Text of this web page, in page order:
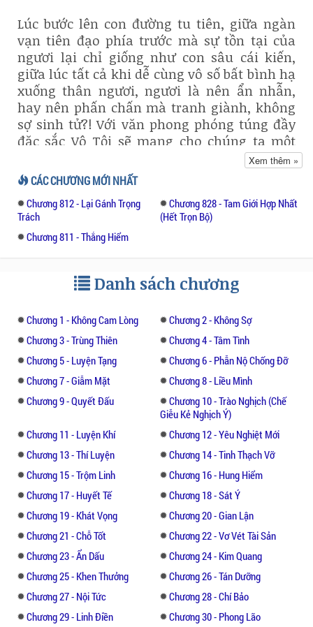
Lúc bước lên con đường tu tiên, giữa ngàn
vạn tiên đạo phía trước mà sự tồn tại của
ngươi lại chỉ giống như con sâu cái kiến,
giữa lúc tất cả khi dễ cùng vô số bất bình hạ
xuống thân ngươi, ngươi là nên ẩn nhẫn,
hay nên phấn chấn mà tranh giành, không
sợ sinh tử?! Với văn phong phóng túng đầy
đặc sắc Vô Tội sẽ mang cho chúng ta một
***
Lần trước là cuối tháng, nhưng hôm nay là
hôm nay.” Lưu Đạo Liệt trêu trọc. “Thiên
đủ số lượng Hóa Vũ Thảo.”
Nghe xong Diệp Vân muốn nhảy dựng lên,
không kìm nén được tâm tình đang phẫn nộ
liền thốt lên. “Chỉ còn không đến ba canh
giờ, ta làm sao kiếm đủ?”
“Còn ba canh giờ, có gì mà không kịp?
Huống hồ lúc trước ta nghe nói ngươi đối với
ta có nhiều điều bất mãn, hay là cho ngươi
đi Linh Thú Tháp? Ta thấy chỗ đó hợp với
ngươi hơn đó.”
Lưu Đạo Liệt cười ha hả, ánh mắt đầy trào
phúng liếc qua người Diệp Vân rồi quay
người rời đi.
Nhìn theo bóng lưng Lưu Đạo Liệt, song
quyền Diệp Vân nắm chặt, toàn thân run
Xem thêm »
CÁC CHƯƠNG MỚI NHẤT
Chương 812 - Lại Gánh Trọng
Trách
Chương 828 - Tam Giới Hợp Nhất
(Hết Trọn Bộ)
Chương 811 - Thắng Hiểm
Danh sách chương
Chương 1 - Không Cam Lòng
Chương 2 - Không Sợ
Chương 3 - Trùng Thiên
Chương 4 - Tâm Tình
Chương 5 - Luyện Tạng
Chương 6 - Phẫn Nộ Chống Đỡ
Chương 7 - Giẫm Mặt
Chương 8 - Liều Mình
Chương 9 - Quyết Đấu
Chương 10 - Trào Nghịch (Chế
Giễu Kẻ Nghịch Ý)
Chương 11 - Luyện Khí
Chương 12 - Yêu Nghiệt Mới
Chương 13 - Thí Luyện
Chương 14 - Tinh Thạch Vỡ
Chương 15 - Trộm Linh
Chương 16 - Hung Hiểm
Chương 17 - Huyết Tế
Chương 18 - Sát Ý
Chương 19 - Khát Vọng
Chương 20 - Gian Lận
Chương 21 - Chỗ Tốt
Chương 22 - Vơ Vét Tài Sản
Chương 23 - Ẩn Dấu
Chương 24 - Kim Quang
Chương 25 - Khen Thưởng
Chương 26 - Tán Dưỡng
Chương 27 - Nội Tức
Chương 28 - Chí Bảo
Chương 29 - Linh Điền
Chương 30 - Phong Lão